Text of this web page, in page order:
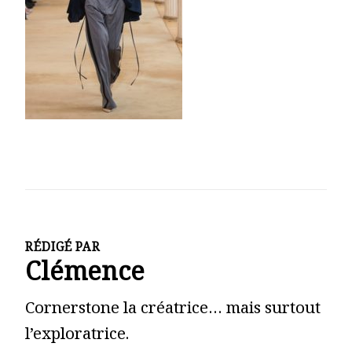
RÉDIGÉ PAR
Clémence
Cornerstone la créatrice… mais surtout
l’exploratrice.